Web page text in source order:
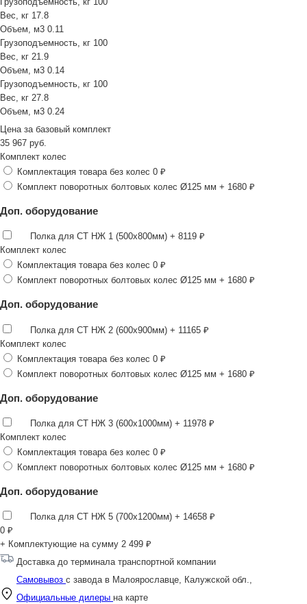
Вес, кг 17.8
Объем, м3 0.11
Грузоподъемность, кг 100
Вес, кг 21.9
Объем, м3 0.14
Грузоподъемность, кг 100
Вес, кг 27.8
Объем, м3 0.24
Цена за базовый комплект
35 967 руб.
Комплект колес
Комплектация товара без колес 0 ₽
Комплект поворотных болтовых колес Ø125 мм + 1680 ₽
Доп. оборудование
Полка для СТ НЖ 1 (500х800мм) + 8119 ₽
Комплект колес
Комплектация товара без колес 0 ₽
Комплект поворотных болтовых колес Ø125 мм + 1680 ₽
Доп. оборудование
Полка для СТ НЖ 2 (600х900мм) + 11165 ₽
Комплект колес
Комплектация товара без колес 0 ₽
Комплект поворотных болтовых колес Ø125 мм + 1680 ₽
Доп. оборудование
Полка для СТ НЖ 3 (600х1000мм) + 11978 ₽
Комплект колес
Комплектация товара без колес 0 ₽
Комплект поворотных болтовых колес Ø125 мм + 1680 ₽
Доп. оборудование
Полка для СТ НЖ 5 (700х1200мм) + 14658 ₽
0 ₽
+ Комплектующие на сумму 2 499 ₽
Доставка до терминала транспортной компании
Самовывоз с завода в Малоярославце, Калужской обл.,
Официальные дилеры на карте